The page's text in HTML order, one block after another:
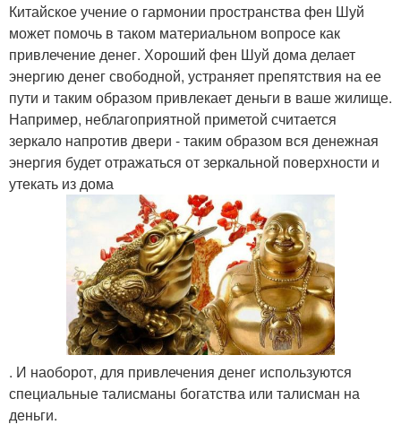
Китайское учение о гармонии пространства фен Шуй
может помочь в таком материальном вопросе как
привлечение денег. Хороший фен Шуй дома делает
энергию денег свободной, устраняет препятствия на ее
пути и таким образом привлекает деньги в ваше жилище.
Например, неблагоприятной приметой считается
зеркало напротив двери - таким образом вся денежная
энергия будет отражаться от зеркальной поверхности и
утекать из дома
. И наоборот, для привлечения денег используются
специальные талисманы богатства или талисман на
деньги.